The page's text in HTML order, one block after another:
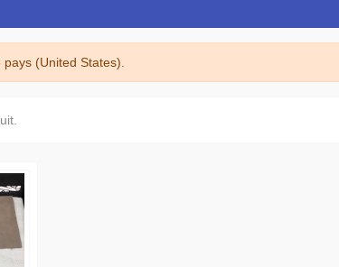
(United States).